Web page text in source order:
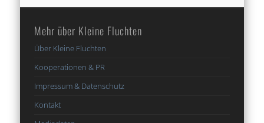
Mehr über Kleine Fluchten
Über Kleine Fluchten
Kooperationen & PR
Impressum & Datenschutz
Kontakt